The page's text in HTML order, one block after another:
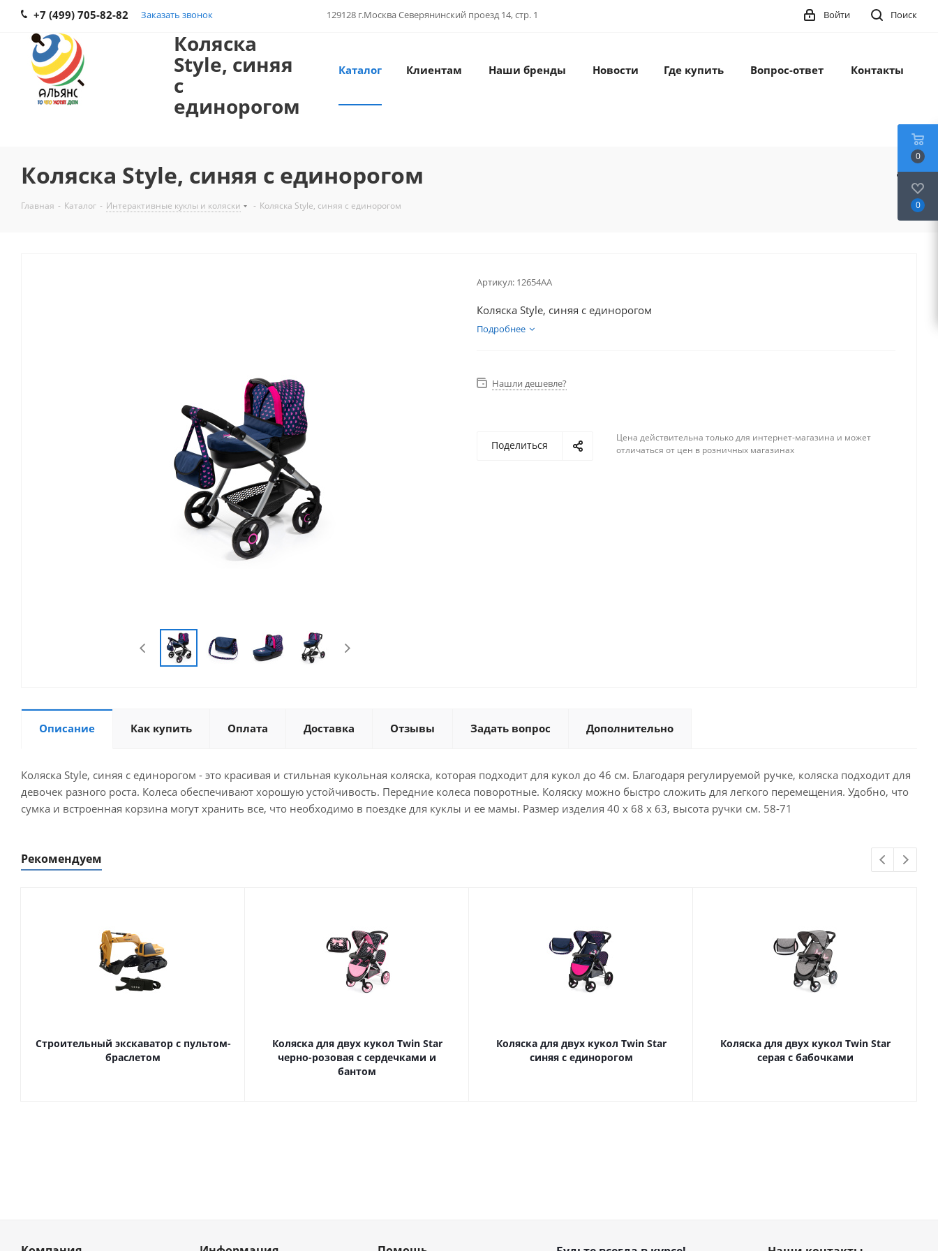
+7 (499) 705-82-82 Заказать звонок 129128 г.Москва Северянинский проезд 14, стр. 1 Поиск
Войти
Коляска
Style, синяя
с
единорогом
Каталог Клиентам Наши бренды Новости Где купить Вопрос-ответ Контакты
Коляска Style, синяя с единорогом
Главная - Каталог - Интерактивные куклы и коляски - Коляска Style, синяя с единорогом
Артикул: 12654AA
Коляска Style, синяя с единорогом
Подробнее
Нашли дешевле?
Поделиться
Цена действительна только для интернет-магазина и может
отличаться от цен в розничных магазинах
Описание Как купить Оплата Доставка Отзывы Задать вопрос Дополнительно
Коляска Style, синяя с единорогом - это красивая и стильная кукольная коляска, которая подходит для кукол до 46 см. Благодаря регулируемой ручке, коляска подходит для
девочек разного роста. Колеса обеспечивают хорошую устойчивость. Передние колеса поворотные. Коляску можно быстро сложить для легкого перемещения. Удобно, что
сумка и встроенная корзина могут хранить все, что необходимо в поездке для куклы и ее мамы. Размер изделия 40 x 68 x 63, высота ручки см. 58-71
Рекомендуем
Строительный экскаватор с пультом-
браслетом
Коляска для двух кукол Twin Star
черно-розовая с сердечками и
бантом
Коляска для двух кукол Twin Star
синяя с единорогом
Коляска для двух кукол Twin Star
серая с бабочками
0
0